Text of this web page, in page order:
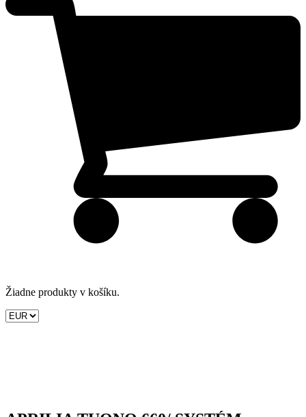
Žiadne produkty v košíku.